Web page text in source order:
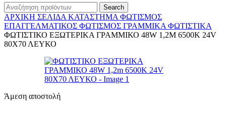
Search
ΑΡΧΙΚΉ ΣΕΛΊΔΑ ΚΑΤΆΣΤΗΜΑ ΦΩΤΙΣΜΌΣ
ΕΠΑΓΓΕΛΜΑΤΙΚΟΣ ΦΩΤΙΣΜΌΣ ΓΡΑΜΜΙΚΆ ΦΩΤΙΣΤΙΚΆ
ΦΩΤΙΣΤΙΚΟ ΕΞΩΤΕΡΙΚΑ ΓΡΑΜΜΙΚΟ 48W 1,2M 6500K 24V
80Χ70 ΛΕΥΚΟ
Άμεση αποστολή